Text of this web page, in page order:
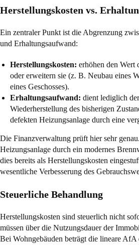
Herstellungskosten vs.
Ein zentraler Punkt ist die Abgrenzung
und Erhaltungsaufwand:
Herstellungskosten: erhöhen den Wert
oder erweitern sie (z. B. Neubau eines
eines Geschosses).
Erhaltungsaufwand: dient lediglich
Wiederherstellung des bisherigen
defekten Heizungsanlage durch eine
Die Finanzverwaltung prüft hier sehr
Heizungsanlage durch ein modernes
dies bereits als Herstellungskosten
wesentliche Verbesserung des
Steuerliche Behandlung
Herstellungskosten sind steuerlich nicht
müssen über die Nutzungsdauer der
Bei Wohngebäuden beträgt die lineare AfA